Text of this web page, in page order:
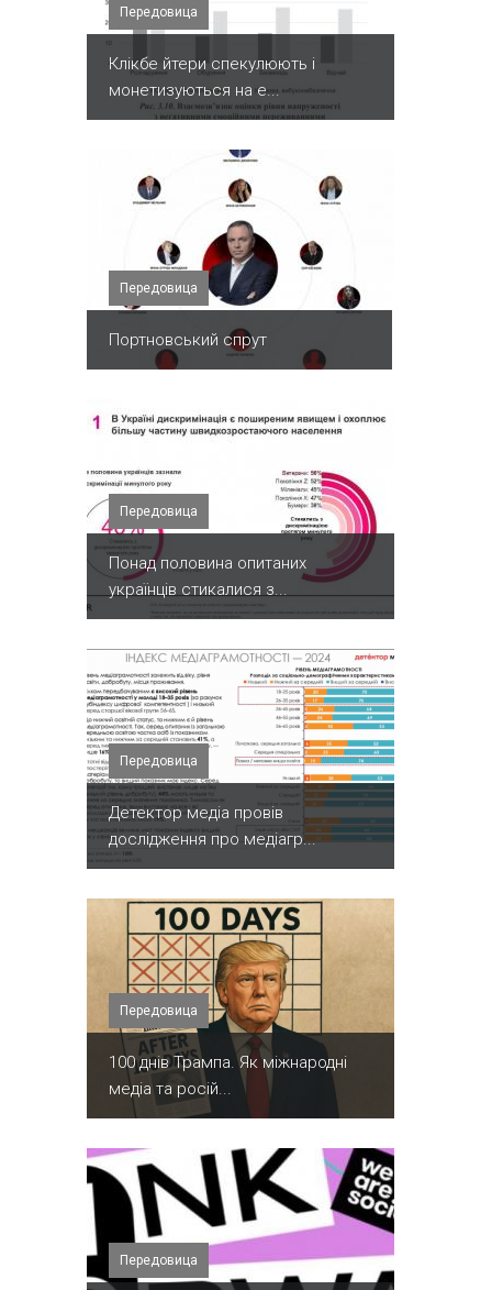
Передовица
Клікбе йтери спекулюють і
монетизуються на е...
Передовица
Портновський спрут
Передовица
Понад половина опитаних
українців стикалися з...
Передовица
Детектор медіа провів
дослідження про медіагр...
Передовица
100 днів Трампа. Як міжнародні
медіа та росій...
Передовица